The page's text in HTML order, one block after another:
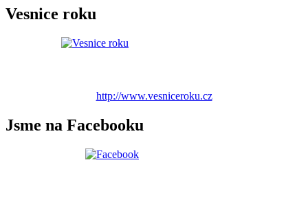
Vesnice roku
http://www.vesniceroku.cz
Jsme na Facebooku